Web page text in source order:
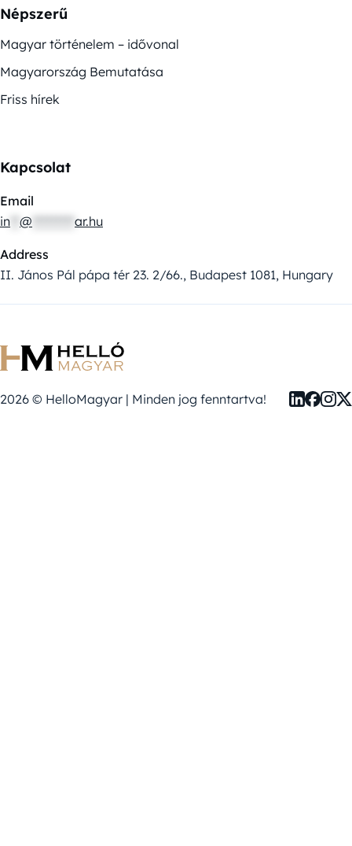
Népszerű
Magyar történelem – idővonal
Magyarország Bemutatása
Friss hírek
Kapcsolat
Email
in @ ar.hu
Address
II. János Pál pápa tér 23. 2/66., Budapest 1081, Hungary
2026 © HelloMagyar | Minden jog fenntartva!